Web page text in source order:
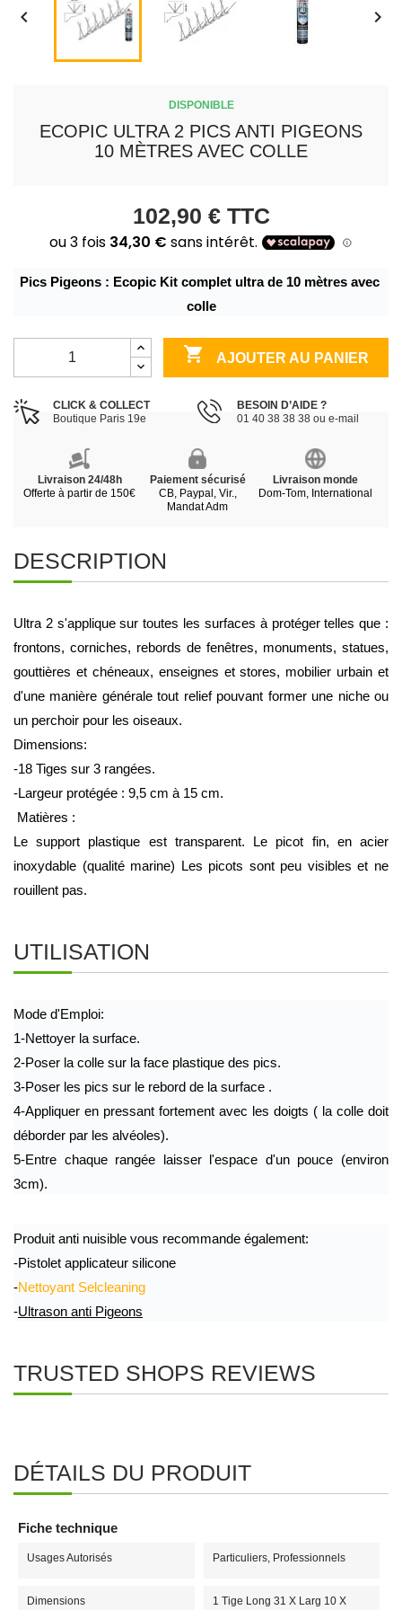
 
DISPONIBLE
ECOPIC ULTRA 2 PICS ANTI PIGEONS
10 MÈTRES AVEC COLLE
102,90 € TTC
Pics Pigeons : Ecopic Kit complet ultra de 10 mètres avec
colle
 AJOUTER AU PANIER
CLICK & COLLECT
Boutique Paris 19e
BESOIN D’AIDE ?
01 40 38 38 38 ou e-mail
Livraison 24/48h
Offerte à partir de 150€
Paiement sécurisé
CB, Paypal, Vir.,
Mandat Adm
Livraison monde
Dom-Tom, International
DESCRIPTION
Ultra 2 s'applique sur toutes les surfaces à protéger telles que :
frontons, corniches, rebords de fenêtres, monuments, statues,
gouttières et chéneaux, enseignes et stores, mobilier urbain et
d'une manière générale tout relief pouvant former une niche ou
un perchoir pour les oiseaux.
Dimensions:
-18 Tiges sur 3 rangées.
-Largeur protégée : 9,5 cm à 15 cm.
Matières :
Le support plastique est transparent. Le picot fin, en acier
inoxydable (qualité marine) Les picots sont peu visibles et ne
rouillent pas.
UTILISATION
Mode d'Emploi:
1-Nettoyer la surface.
2-Poser la colle sur la face plastique des pics.
3-Poser les pics sur le rebord de la surface .
4-Appliquer en pressant fortement avec les doigts ( la colle doit
déborder par les alvéoles).
5-Entre chaque rangée laisser l'espace d'un pouce (environ
3cm).
Produit anti nuisible vous recommande également:
-Pistolet applicateur silicone
-Nettoyant Selcleaning
-Ultrason anti Pigeons
TRUSTED SHOPS REVIEWS
DÉTAILS DU PRODUIT
Fiche technique
Usages Autorisés Particuliers, Professionnels
Dimensions
1 Tige Long 31 X Larg 10 X